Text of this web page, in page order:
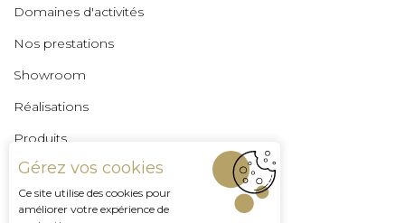
Domaines d'activités
Nos prestations
Showroom
Réalisations
Produits
Professionnels
Espace Pro
Gérez vos cookies
Ce site utilise des cookies pour
améliorer votre expérience de